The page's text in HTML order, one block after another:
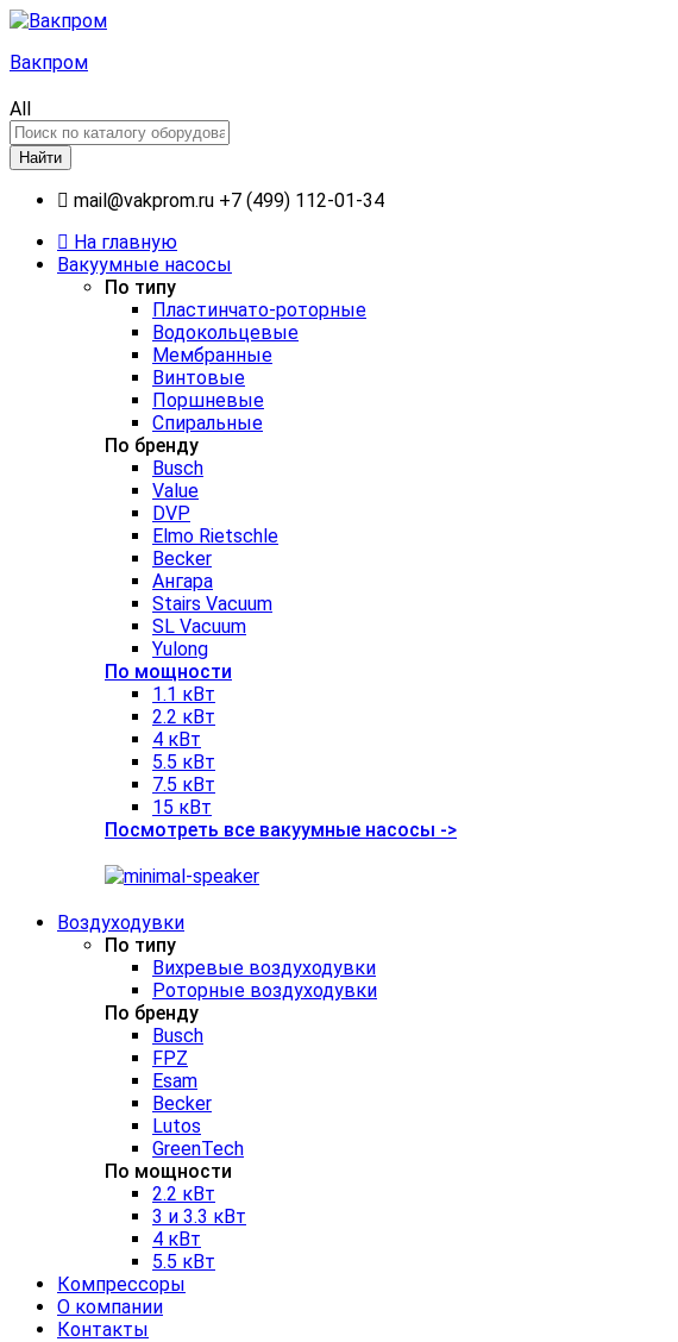
Вакпром
All
Найти
mail@vakprom.ru +7 (499) 112-01-34
На главную
Вакуумные насосы
По типу
Пластинчато-роторные
Водокольцевые
Мембранные
Винтовые
Поршневые
Спиральные
По бренду
Busch
Value
DVP
Elmo Rietschle
Becker
Ангара
Stairs Vacuum
SL Vacuum
Yulong
По мощности
1.1 кВт
2.2 кВт
4 кВт
5.5 кВт
7.5 кВт
15 кВт
Посмотреть все вакуумные насосы ->
Воздуходувки
По типу
Вихревые воздуходувки
Роторные воздуходувки
По бренду
Busch
FPZ
Esam
Becker
Lutos
GreenTech
По мощности
2.2 кВт
3 и 3.3 кВт
4 кВт
5.5 кВт
Компрессоры
О компании
Контакты